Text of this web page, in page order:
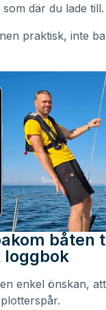
där du lade till.
praktisk, inte
båten
loggbok
enkel önskan,